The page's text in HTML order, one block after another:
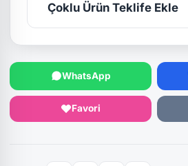
Çoklu Ürün Teklife Ekle
WhatsApp
Favori